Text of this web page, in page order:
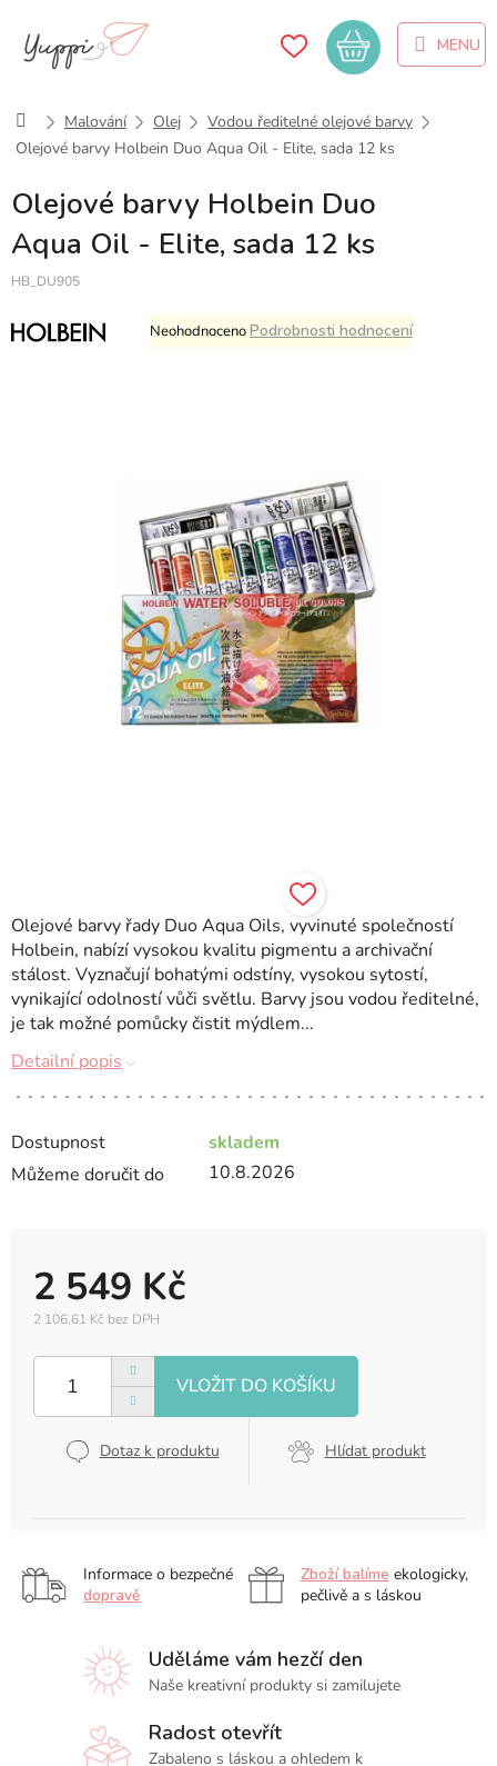
obsah
Nákupní
košík
DomůMalování Olej
Vodou ředitelné olejové barvy
Olejové barvy Holbein Duo Aqua Oil - Elite, sada 12 ks
Olejové barvy Holbein Duo
Aqua Oil - Elite, sada 12 ks
HB_DU905
Průměrné
hodnocení
NeohodnocenoPodrobnosti hodnocení
Dostupnost
skladem
Můžeme doručit do
10.8.2026
2 549 Kč
2 106,61 Kč bez DPH
cena:
Dotaz k produktu Hlídat produkt
Olejové barvy řady Duo Aqua Oils, vyvinuté společností
Holbein, nabízí vysokou kvalitu pigmentu a archivační
stálost. Vyznačují bohatými odstíny, vysokou sytostí,
vynikající odolností vůči světlu. Barvy jsou vodou ředitelné,
je tak možné pomůcky čistit mýdlem...
Detailní popis
Informace o bezpečné
dopravě
Zboží balíme ekologicky,
pečlivě a s láskou
Uděláme vám hezčí den
Naše kreativní produkty si zamilujete
Radost otevřít
Zabaleno s láskou a ohledem k